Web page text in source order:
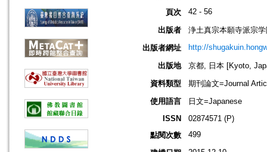
頁次 42 - 56
出版者
浄土真宗本願寺派宗
出版者網址
http://
出版地
京都, 日本 [Kyoto,
資料類型
期刊論文=Journal
使用語言
日文=Japanese
ISSN
02874571 (P)
點閱次數
499